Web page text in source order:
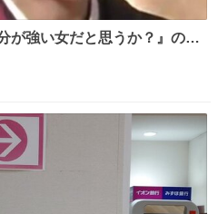
が強い女だと思うか？』の一
ず本音をこぼす瞬間😭